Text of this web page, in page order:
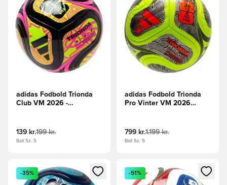
adidas Fodbold Trionda
Club VM 2026 -
139 kr.199 kr.
Ball Sz. 5
adidas Fodbold Trionda
Pro Vinter VM 2026
799 kr.1.199 kr.
Ball Sz. 5
Åbner en Modal til at logge ind eller tilmelde dig som
-35%
Åbner en Modal til at logge
-51%